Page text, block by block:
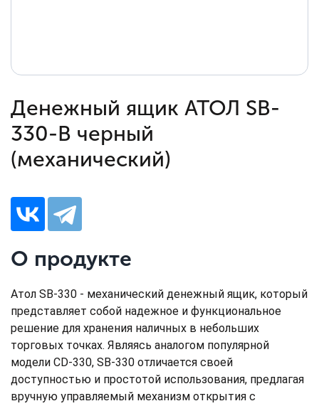
Денежный ящик АТОЛ SB-
330-B черный
(механический)
О продукте
Атол SB-330 - механический денежный ящик, который
представляет собой надежное и функциональное
решение для хранения наличных в небольших
торговых точках. Являясь аналогом популярной
модели CD-330, SB-330 отличается своей
доступностью и простотой использования, предлагая
вручную управляемый механизм открытия с